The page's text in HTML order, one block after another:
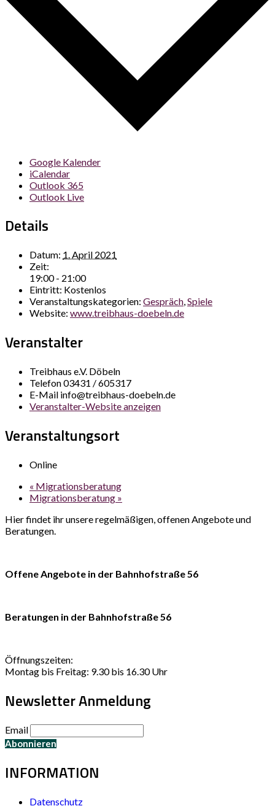
Google Kalender
iCalendar
Outlook 365
Outlook Live
Details
Datum: 1. April 2021
Zeit:
19:00 - 21:00
Eintritt: Kostenlos
Veranstaltungskategorien: Gespräch,Spiele
Website: www.treibhaus-doebeln.de
Veranstalter
Treibhaus e.V. Döbeln
Telefon03431 / 605317
E-Mail info@treibhaus-doebeln.de
Veranstalter-Website anzeigen
Veranstaltungsort
Online
« Migrationsberatung
Migrationsberatung »
Hier findet ihr unsere regelmäßigen, offenen Angebote und
Beratungen.
Offene Angebote in der Bahnhofstraße 56
Beratungen in der Bahnhofstraße 56
Öffnungszeiten:
Montag bis Freitag: 9.30 bis 16.30 Uhr
Newsletter Anmeldung
Email
INFORMATION
Datenschutz